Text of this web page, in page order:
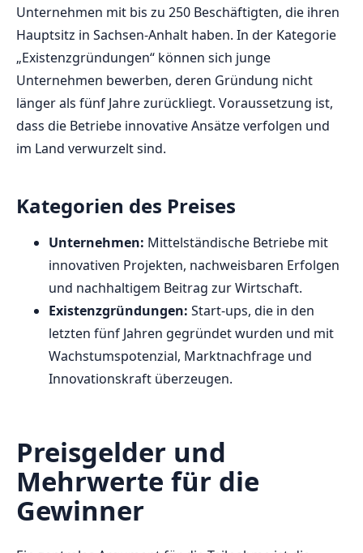
Unternehmen mit bis zu 250 Beschäftigten, die ihren
Hauptsitz in Sachsen-Anhalt haben. In der Kategorie
„Existenzgründungen“ können sich junge
Unternehmen bewerben, deren Gründung nicht
länger als fünf Jahre zurückliegt. Voraussetzung ist,
dass die Betriebe innovative Ansätze verfolgen und
im Land verwurzelt sind.
Kategorien des Preises
Unternehmen: Mittelständische Betriebe mit
innovativen Projekten, nachweisbaren Erfolgen
und nachhaltigem Beitrag zur Wirtschaft.
Existenzgründungen: Start-ups, die in den
letzten fünf Jahren gegründet wurden und mit
Wachstumspotenzial, Marktnachfrage und
Innovationskraft überzeugen.
Preisgelder und
Mehrwerte für die
Gewinner